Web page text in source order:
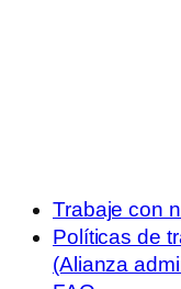
Trabaje con
Políticas de
(Alianza